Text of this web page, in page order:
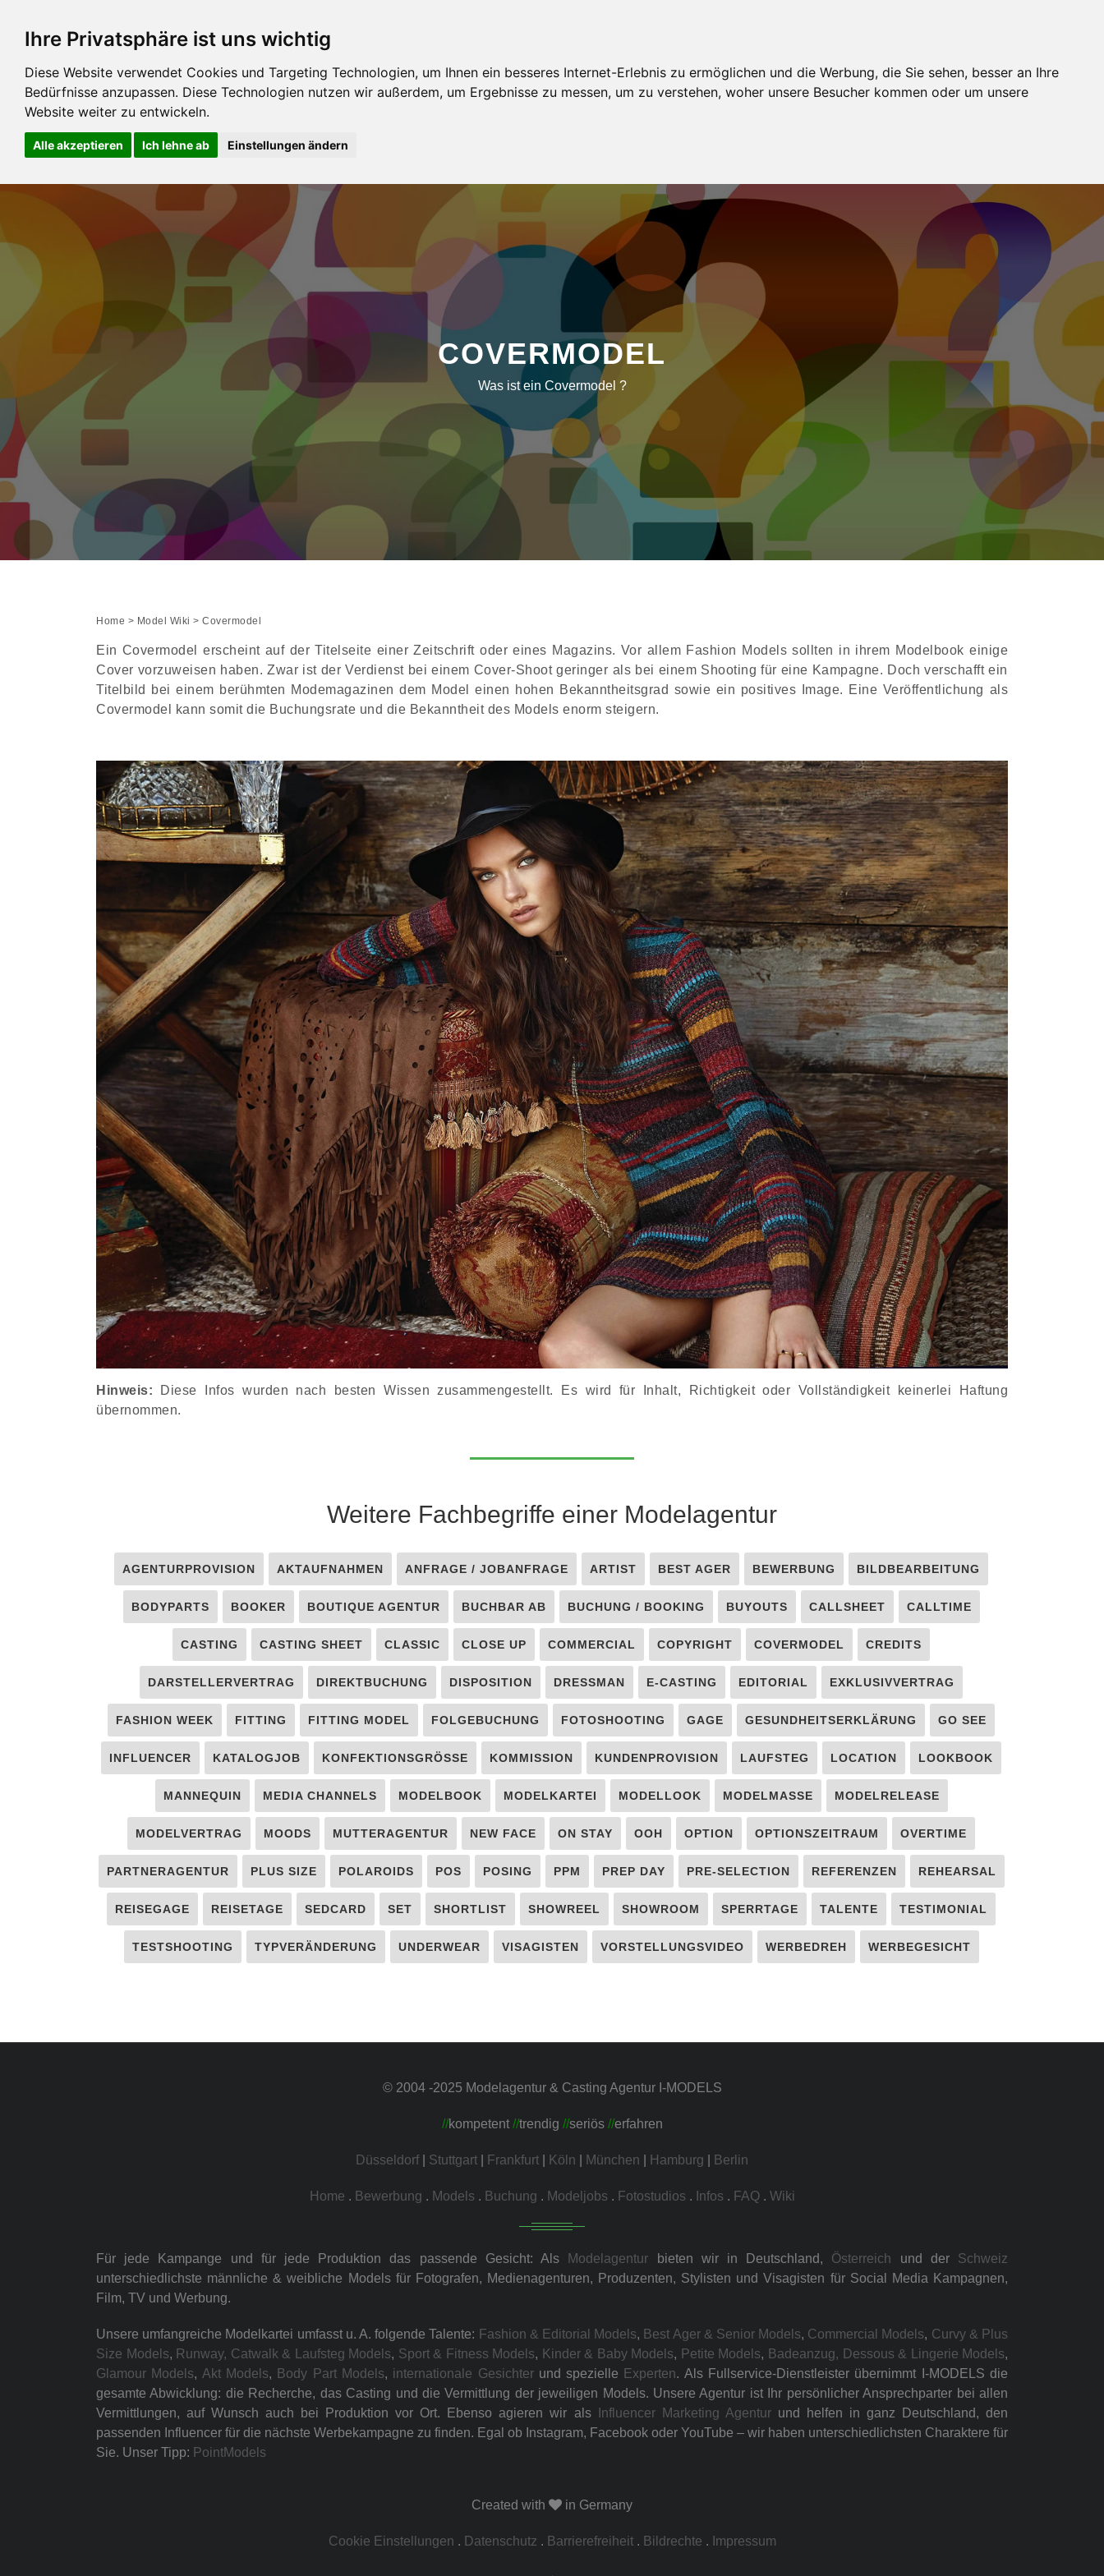
Ihre Privatsphäre ist uns wichtig
Diese Website verwendet Cookies und Targeting Technologien, um Ihnen ein besseres Internet-Erlebnis zu ermöglichen und die Werbung, die Sie sehen, besser an Ihre
Bedürfnisse anzupassen. Diese Technologien nutzen wir außerdem, um Ergebnisse zu messen, um zu verstehen, woher unsere Besucher kommen oder um unsere
Website weiter zu entwickeln.
Alle akzeptieren Ich lehne ab Einstellungen ändern
COVERMODEL
Was ist ein Covermodel ?
Home > Model Wiki > Covermodel
Ein Covermodel erscheint auf der Titelseite einer Zeitschrift oder eines Magazins. Vor allem Fashion Models sollten in ihrem Modelbook einige
Cover vorzuweisen haben. Zwar ist der Verdienst bei einem Cover-Shoot geringer als bei einem Shooting für eine Kampagne. Doch verschafft ein
Titelbild bei einem berühmten Modemagazinen dem Model einen hohen Bekanntheitsgrad sowie ein positives Image. Eine Veröffentlichung als
Covermodel kann somit die Buchungsrate und die Bekanntheit des Models enorm steigern.
Hinweis: Diese Infos wurden nach besten Wissen zusammengestellt. Es wird für Inhalt, Richtigkeit oder Vollständigkeit keinerlei Haftung
übernommen.
Weitere Fachbegriffe einer Modelagentur
AGENTURPROVISION AKTAUFNAHMEN ANFRAGE / JOBANFRAGE ARTIST BEST AGER BEWERBUNG BILDBEARBEITUNG
BODYPARTS BOOKER BOUTIQUE AGENTUR BUCHBAR AB BUCHUNG / BOOKING BUYOUTS CALLSHEET CALLTIME
CASTING CASTING SHEET CLASSIC CLOSE UP COMMERCIAL COPYRIGHT COVERMODEL CREDITS
DARSTELLERVERTRAG DIREKTBUCHUNG DISPOSITION DRESSMAN E-CASTING EDITORIAL EXKLUSIVVERTRAG
FASHION WEEK FITTING FITTING MODEL FOLGEBUCHUNG FOTOSHOOTING GAGE GESUNDHEITSERKLÄRUNG GO SEE
INFLUENCER KATALOGJOB KONFEKTIONSGRÖSSE KOMMISSION KUNDENPROVISION LAUFSTEG LOCATION LOOKBOOK
MANNEQUIN MEDIA CHANNELS MODELBOOK MODELKARTEI MODELLOOK MODELMASSE MODELRELEASE
MODELVERTRAG MOODS MUTTERAGENTUR NEW FACE ON STAY OOH OPTION OPTIONSZEITRAUM OVERTIME
PARTNERAGENTUR PLUS SIZE POLAROIDS POS POSING PPM PREP DAY PRE-SELECTION REFERENZEN REHEARSAL
REISEGAGE REISETAGE SEDCARD SET SHORTLIST SHOWREEL SHOWROOM SPERRTAGE TALENTE TESTIMONIAL
TESTSHOOTING TYPVERÄNDERUNG UNDERWEAR VISAGISTEN VORSTELLUNGSVIDEO WERBEDREH WERBEGESICHT
© 2004 -2025 Modelagentur & Casting Agentur I-MODELS
//kompetent //trendig //seriös //erfahren
Düsseldorf| Stuttgart Frankfurt Köln München Hamburg Berlin
Home . Bewerbung . Models . Buchung . Modeljobs . Fotostudios . Infos . FAQ. Wiki
Für jede Kampange und für jede Produktion das passende Gesicht: Als Modelagentur bieten wir in Deutschland, Österreich und der Schweiz
unterschiedlichste männliche & weibliche Models für Fotografen, Medienagenturen, Produzenten, Stylisten und Visagisten für Social Media Kampagnen,
Film, TV und Werbung.
Unsere umfangreiche Modelkartei umfasst u. A. folgende Talente: Fashion & Editorial Models, Best Ager & Senior Models, Commercial Models, Curvy & Plus
Size Models, Runway, Catwalk & Laufsteg Models, Sport & Fitness Models, Kinder & Baby Models, Petite Models, Badeanzug, Dessous & Lingerie Models,
Glamour Models, Akt Models, Body Part Models, internationale Gesichterund spezielle Experten. Als Fullservice-Dienstleister übernimmt I-MODELS die
gesamte Abwicklung: die Recherche, das Casting und die Vermittlung der jeweiligen Models. Unsere Agentur ist Ihr persönlicher Ansprechparter bei allen
Vermittlungen, auf Wunsch auch bei Produktion vor Ort. Ebenso agieren wir als
Influencer Marketing Agenturund helfen in ganz Deutschland, den
passenden Influencer für die nächste Werbekampagne zu finden. Egal ob Instagram, Facebook oder YouTube – wir haben unterschiedlichsten Charaktere für
Sie. Unser Tipp: PointModels
Created with in Germany
Cookie Einstellungen . Datenschutz . Barrierefreiheit. Bildrechte . Impressum